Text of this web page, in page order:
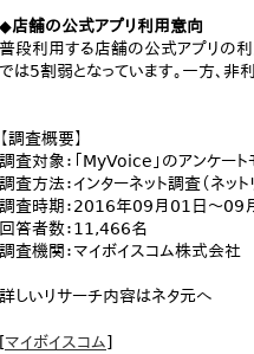
◆店舗の公式アプリ利用意向
普段利用する店舗の公式アプリの
では5割弱となっています。一方、
【調査概要】
調査対象：「MyVoice」のアンケート
調査方法：インターネット調査（ネット
調査時期：2016年09月01日～09
回答者数：11,466名
調査機関：マイボイスコム株式会社
詳しいリサーチ内容はネタ元へ
[マイボイスコム]